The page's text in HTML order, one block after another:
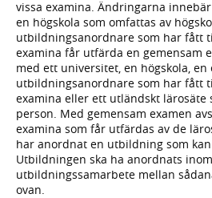
vissa examina. Ändringarna
en högskola som omfattas av
utbildningsanordnare som har fått
examina får utfärda en gemensam
med ett universitet, en högskola, en
utbildningsanordnare som har fått
examina eller ett utländskt lärosäte
person. Med gemensam examen
examina som får utfärdas av de
har anordnat en utbildning som
Utbildningen ska ha anordnats
utbildningssamarbete mellan
ovan.